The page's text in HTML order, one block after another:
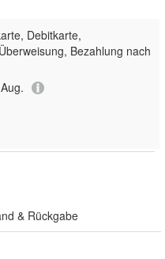
Debitkarte,
Bezahlung nach
& Rückgabe